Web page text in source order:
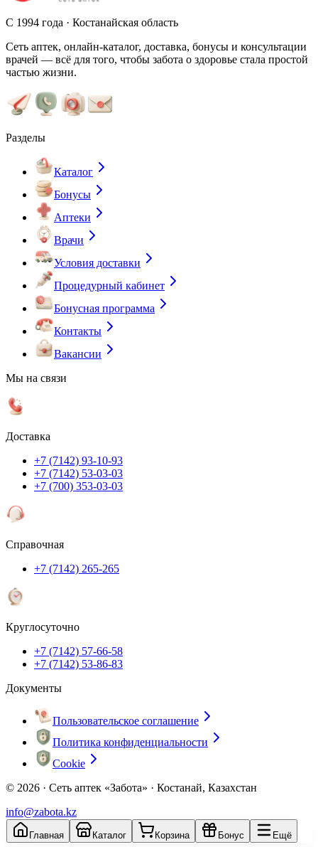
С 1994 года · Костанайская область
Сеть аптек, онлайн-каталог, доставка, бонусы и консультации
врачей — всё для того, чтобы забота о здоровье стала простой
частью жизни.
Разделы
Каталог
Бонусы
Аптеки
Врачи
Условия доставки
Процедурный кабинет
Бонусная программа
Контакты
Вакансии
Мы на связи
Доставка
+7 (7142) 93-10-93
+7 (7142) 53-03-03
+7 (700) 353-03-03
Справочная
+7 (7142) 265-265
Круглосуточно
+7 (7142) 57-66-58
+7 (7142) 53-86-83
Документы
Пользовательское соглашение
Политика конфиденциальности
Cookie
© 2026 · Сеть аптек «Забота» · Костанай, Казахстан
info@zabota.kz
Главная Каталог Корзина Бонус Ещё